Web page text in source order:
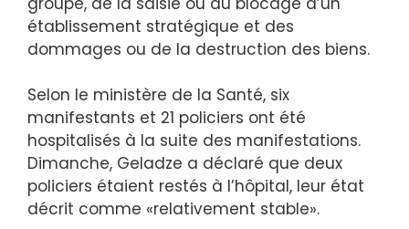
établissement stratégique et des
dommages ou de la destruction des biens.
Selon le ministère de la Santé, six
manifestants et 21 policiers ont été
hospitalisés à la suite des manifestations.
Dimanche, Geladze a déclaré que deux
policiers étaient restés à l’hôpital, leur état
décrit comme «relativement stable».